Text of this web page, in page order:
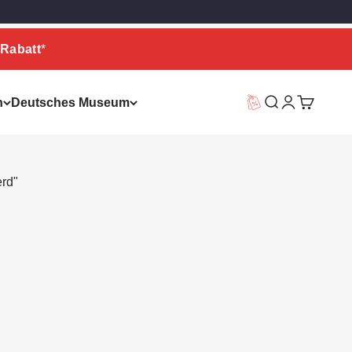
*
Deutsches Museum Vorteilswelt
Suche